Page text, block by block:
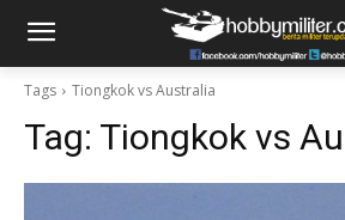
Tags Tiongkok vs Australia
Tag: Tiongkok vs